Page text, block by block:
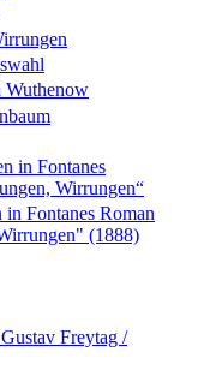
Wuthenow
in Fontanes
Wirrungen“
Fontanes Roman
(1888)
Freytag /